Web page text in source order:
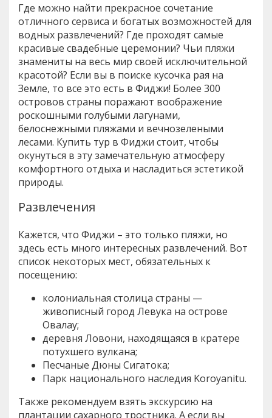
Где можно найти прекрасное сочетание
отличного сервиса и богатых возможностей для
водных развлечений? Где проходят самые
красивые свадебные церемонии? Чьи пляжи
знамениты на весь мир своей исключительной
красотой? Если вы в поиске кусочка рая на
Земле, то все это есть в Фиджи! Более 300
островов страны поражают воображение
роскошными голубыми лагунами,
белоснежными пляжами и вечнозелеными
лесами. Купить тур в Фиджи стоит, чтобы
окунуться в эту замечательную атмосферу
комфортного отдыха и насладиться эстетикой
природы.
Развлечения
Кажется, что Фиджи – это только пляжи, но
здесь есть много интересных развлечений. Вот
список некоторых мест, обязательных к
посещению:
колониальная столица страны —
живописный город Левука на острове
Овалау;
деревня Ловони, находящаяся в кратере
потухшего вулкана;
Песчаные Дюны Сигатока;
Парк национального наследия Koroyanitu.
Также рекомендуем взять экскурсию на
плантации сахарного тростника. А если вы